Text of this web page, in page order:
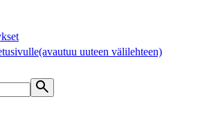
(avautuu uuteen välilehteen)